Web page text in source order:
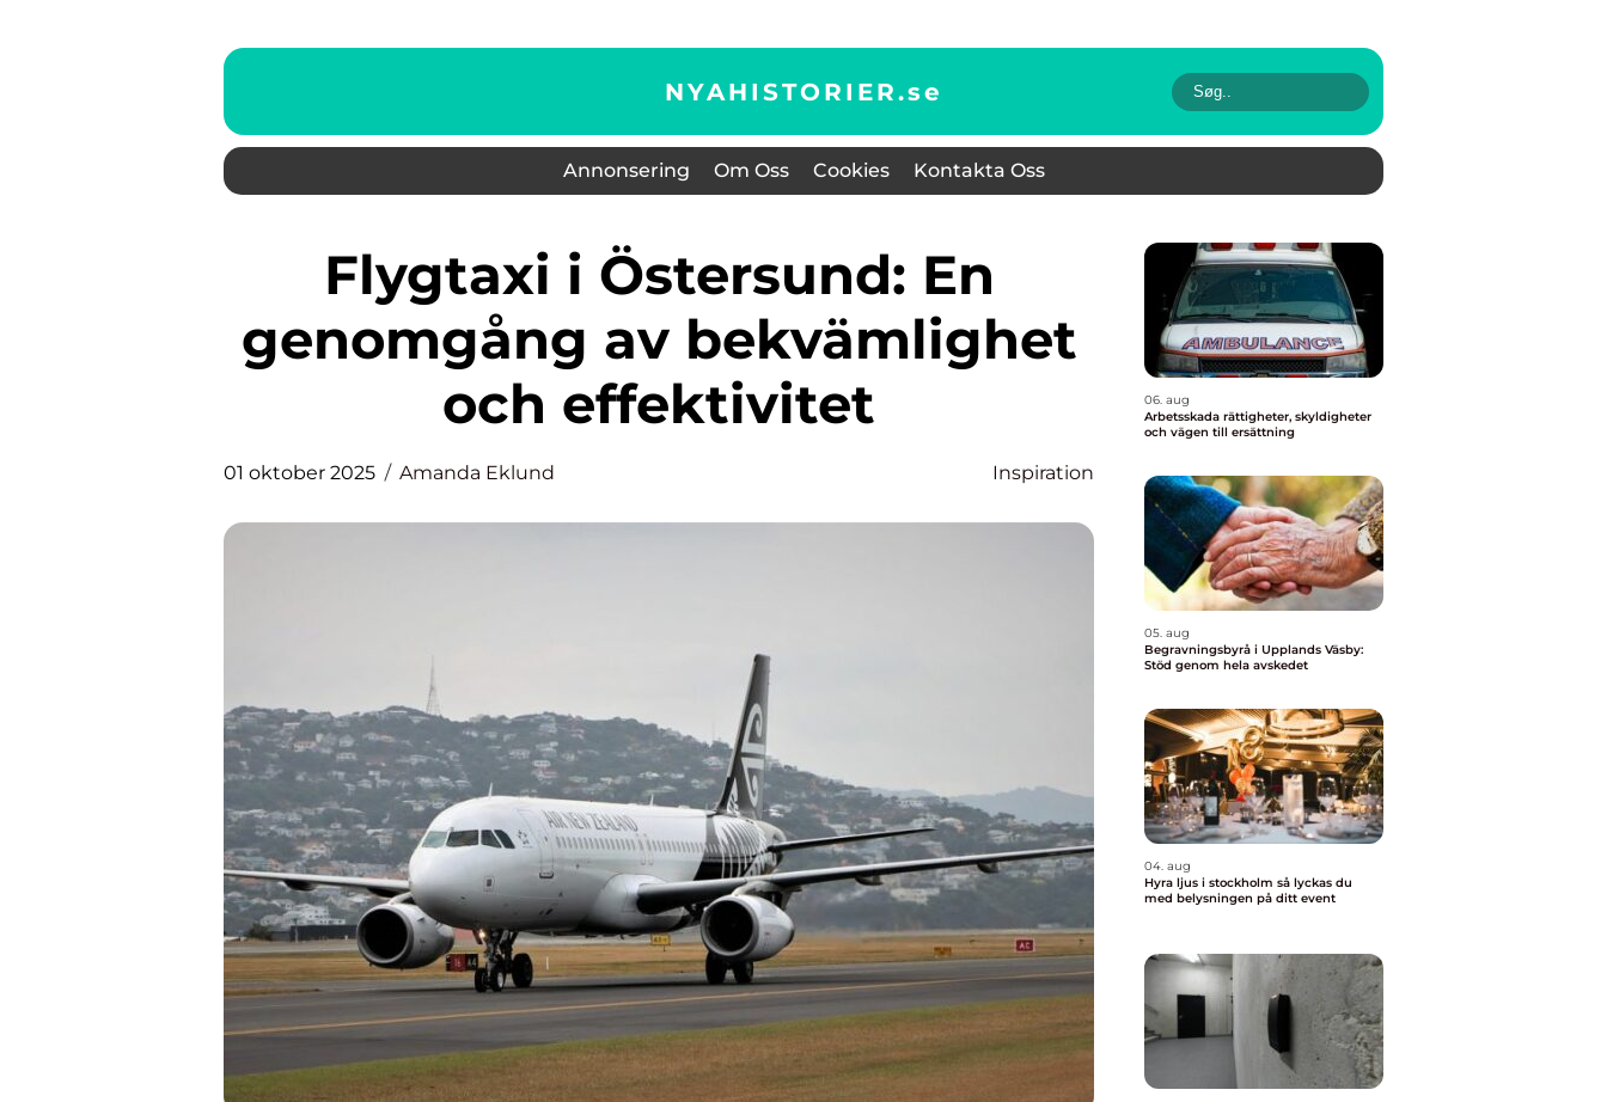
NYAHISTORIER.se
Annonsering Om Oss Cookies Kontakta Oss
Flygtaxi i Östersund: En
genomgång av bekvämlighet
och effektivitet
01 oktober 2025 Amanda Eklund Inspiration
06. aug
Arbetsskada rättigheter, skyldigheter
och vägen till ersättning
05. aug
Begravningsbyrå i Upplands Väsby:
Stöd genom hela avskedet
04. aug
Hyra ljus i stockholm så lyckas du
med belysningen på ditt event